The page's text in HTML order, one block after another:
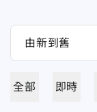
全部 即時